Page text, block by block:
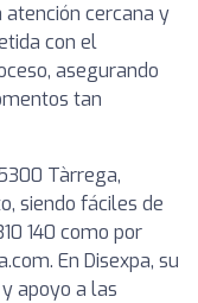
cercana y
con el
asegurando
tan
Tàrrega,
siendo fáciles de
140 como por
. En Disexpa, su
apoyo a las